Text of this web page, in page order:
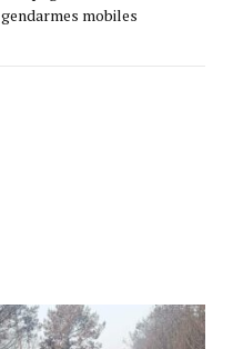
gendarmes mobiles